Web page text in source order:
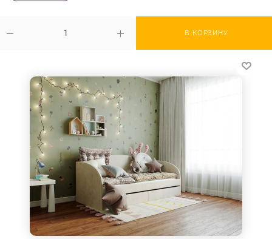
В КОРЗИНУ